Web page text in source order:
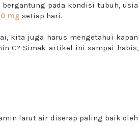
pada kondisi tubuh, usia
mg setiap hari.
kita juga harus mengetahui kapan
C? Simak artikel ini sampai habis,
larut air diserap paling baik oleh